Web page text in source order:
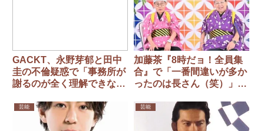
GACKT、永野芽郁と田中
圭の不倫疑惑で「事務所が
謝るのが全く理解できな
強要されているならマジで
キモい」
加藤茶『8時だョ！全員集
合』で「一番間違いが多か
ったのは長さん（笑）」
出ましたね！」
芸能 芸能